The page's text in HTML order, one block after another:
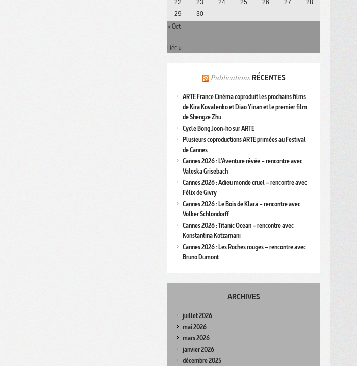
22
23 24 25 26 27
28
29
30
« Oct
Déc »
Publications RÉCENTES
ARTE France Cinéma coproduit les prochains films
de Kira Kovalenko et Diao Yinan et le premier film
de Shengze Zhu
Cycle Bong Joon-ho sur ARTE
Plusieurs coproductions ARTE primées au Festival
de Cannes
Cannes 2026 : L’Aventure rêvée – rencontre avec
Valeska Grisebach
Cannes 2026 : Adieu monde cruel – rencontre avec
Félix de Givry
Cannes 2026 : Le Bois de Klara – rencontre avec
Volker Schlöndorff
Cannes 2026 : Titanic Ocean – rencontre avec
Konstantina Kotzamani
Cannes 2026 : Les Roches rouges – rencontre avec
Bruno Dumont
ARCHIVES
juillet 2026
mai 2026
mars 2026
janvier 2026
décembre 2025